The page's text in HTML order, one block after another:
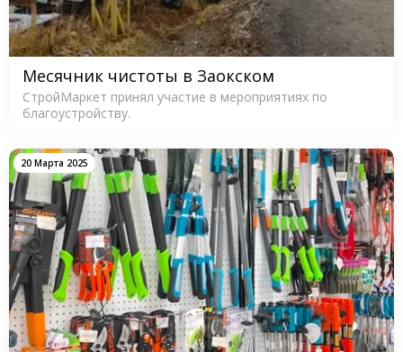
Месячник чистоты в Заокском
СтройМаркет принял участие в мероприятиях по
благоустройству.
20 Марта 2025